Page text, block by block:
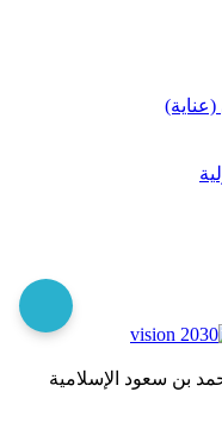
بن سعود الإسلامية